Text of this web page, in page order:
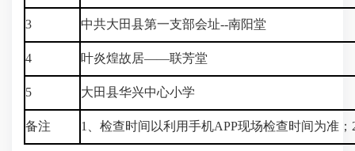
3 中共大田县第一支部会址--南阳堂
4 叶炎煌故居——联芳堂
5 大田县华兴中心小学
备注 1、检查时间以利用手机APP现场检查时间为准